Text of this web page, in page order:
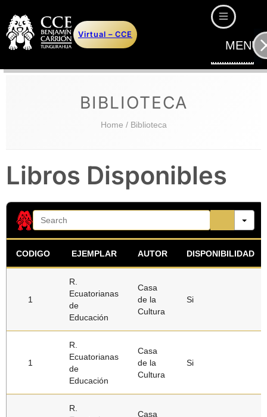
contenido
Virtual – CCE
MENU
BIBLIOTECA
Home / Biblioteca
Libros Disponibles
Search
CODIGO EJEMPLAR AUTOR DISPONIBILIDAD
1
R.
Ecuatorianas
de
Educación
Casa
de la
Cultura
Si
1
R.
Ecuatorianas
de
Educación
Casa
de la
Cultura
Si
R.
Casa